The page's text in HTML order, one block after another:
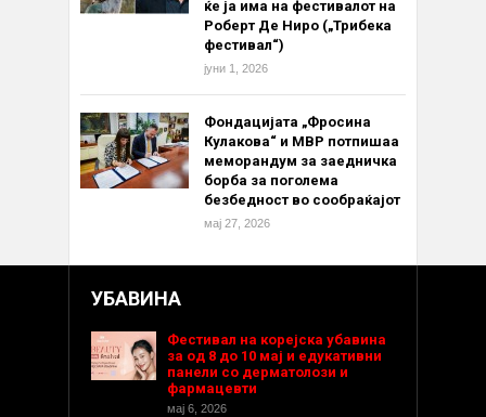
ќе ја има на фестивалот на
Роберт Де Ниро („Трибека
фестивал“)
јуни 1, 2026
Фондацијата „Фросина
Кулакова“ и МВР потпишаа
меморандум за заедничка
борба за поголема
безбедност во сообраќајот
мај 27, 2026
УБАВИНА
Фестивал на корејска убавина
за од 8 до 10 мај и едукативни
панели со дерматолози и
фармацевти
мај 6, 2026